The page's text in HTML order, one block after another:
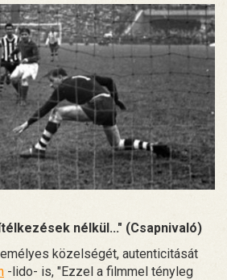
nélkül..." (Csapnivaló)
közelségét, autenticitását
-lido- is, "Ezzel a filmmel tényleg